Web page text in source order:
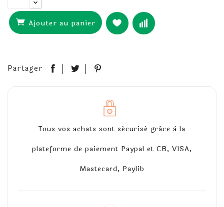
Ajouter au panier
Partager
Tous vos achats sont sécurisé grâce à la
plateforme de paiement Paypal et CB, VISA,
Mastecard, Paylib